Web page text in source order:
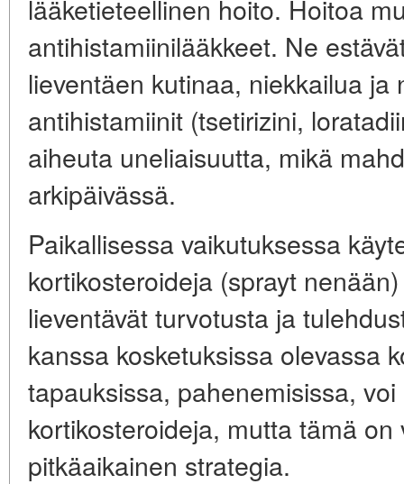
lääketieteellinen hoito. Hoitoa
antihistamiinilääkkeet. Ne
lieventäen kutinaa, niekkailua ja
antihistamiinit (tsetirizini,
aiheuta uneliaisuutta, mikä
arkipäivässä.
Paikallisessa vaikutuksessa
kortikosteroideja (sprayt
lieventävät turvotusta ja
kanssa kosketuksissa olevassa
tapauksissa, pahenemisissa,
kortikosteroideja, mutta tämä
pitkäaikainen strategia.